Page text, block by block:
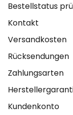
Bestellstatus
Kontakt
Versandkosten
Rücksendungen
Zahlungsarten
Kundenkonto